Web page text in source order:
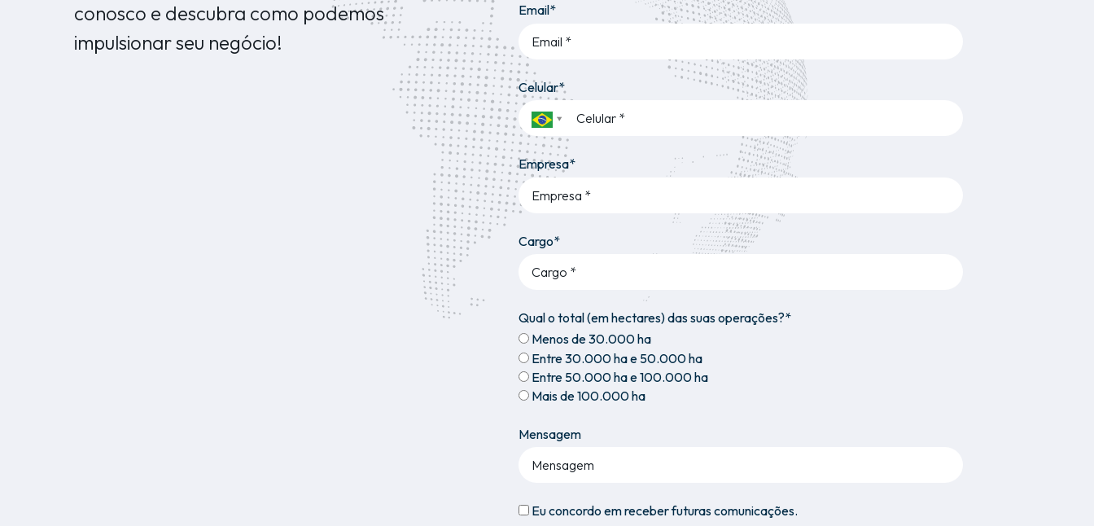
conosco e descubra como podemos
impulsionar seu negócio!
Email*
Celular*
Empresa*
Cargo*
Qual o total (em hectares) das suas operações?*
Menos de 30.000 ha
Entre 30.000 ha e 50.000 ha
Entre 50.000 ha e 100.000 ha
Mais de 100.000 ha
Mensagem
Eu concordo em receber futuras comunicações.